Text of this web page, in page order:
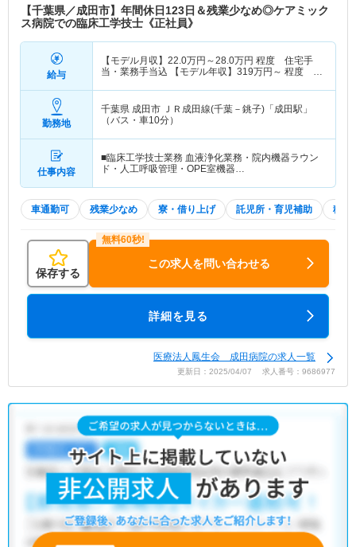
【千葉県／成田市】年間休日123日＆残業少なめ◎ケアミック
ス病院での臨床工学技士《正社員》
給与
【モデル月収】 22.0万円～28.0万円 程度 住宅手
当・業務手当込 【モデル年収】 319万円～ 程度 月
勤務地
千葉県 成田市 ＪＲ成田線(千葉－銚子)「成田駅」
（バス・車10分）
仕事内容
■臨床工学技士業務 血液浄化業務・院内機器ラウン
ド・人工呼吸管理・OPE室機器…
車通勤可 残業少なめ 寮・借り上げ 託児所・育児補助 積極
保存する
この求人を問い合わせる
詳細を見る
医療法人鳳生会 成田病院の求人一覧
更新日：2025/04/07 求人番号：9686977